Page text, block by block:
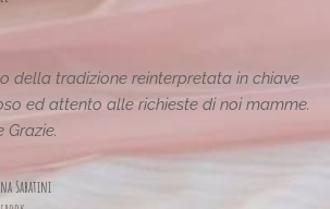
uniche..raffinate eleganti....complimenti
pagina,piena di idee!grazie
Maria Teresa Masela